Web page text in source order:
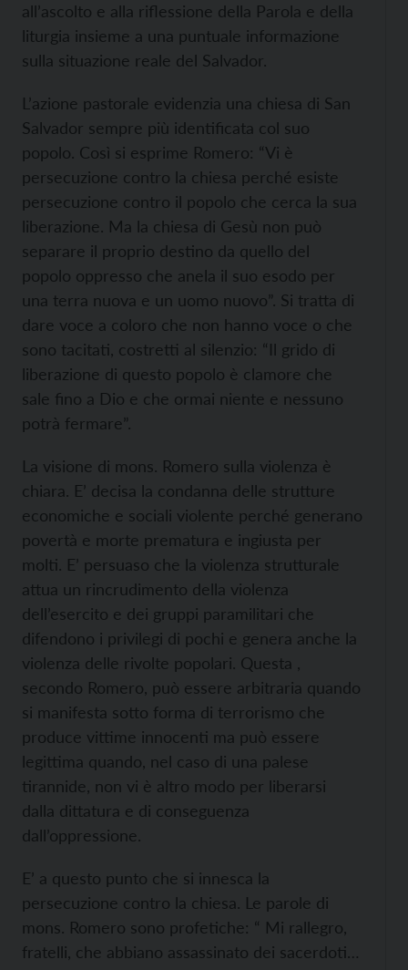
all’ascolto e alla riflessione della Parola e della
liturgia insieme a una puntuale informazione
sulla situazione reale del Salvador.
L’azione pastorale evidenzia una chiesa di San
Salvador sempre più identificata col suo
popolo. Così si esprime Romero: “Vi è
persecuzione contro la chiesa perché esiste
persecuzione contro il popolo che cerca la sua
liberazione. Ma la chiesa di Gesù non può
separare il proprio destino da quello del
popolo oppresso che anela il suo esodo per
una terra nuova e un uomo nuovo”. Si tratta di
dare voce a coloro che non hanno voce o che
sono tacitati, costretti al silenzio: “Il grido di
liberazione di questo popolo è clamore che
sale fino a Dio e che ormai niente e nessuno
potrà fermare”.
La visione di mons. Romero sulla violenza è
chiara. E’ decisa la condanna delle strutture
economiche e sociali violente perché generano
povertà e morte prematura e ingiusta per
molti. E’ persuaso che la violenza strutturale
attua un rincrudimento della violenza
dell’esercito e dei gruppi paramilitari che
difendono i privilegi di pochi e genera anche la
violenza delle rivolte popolari. Questa ,
secondo Romero, può essere arbitraria quando
si manifesta sotto forma di terrorismo che
produce vittime innocenti ma può essere
legittima quando, nel caso di una palese
tirannide, non vi è altro modo per liberarsi
dalla dittatura e di conseguenza
dall’oppressione.
E’ a questo punto che si innesca la
persecuzione contro la chiesa. Le parole di
mons. Romero sono profetiche: “ Mi rallegro,
fratelli, che abbiano assassinato dei sacerdoti…